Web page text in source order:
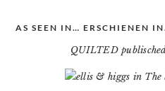
AS SEEN IN… ERSCHIENEN
QUILTED